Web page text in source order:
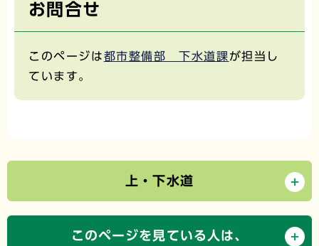
お問合せ
このページは都市整備部 下水道課が担当し
ています。
上・下水道
このページを見ている人は、